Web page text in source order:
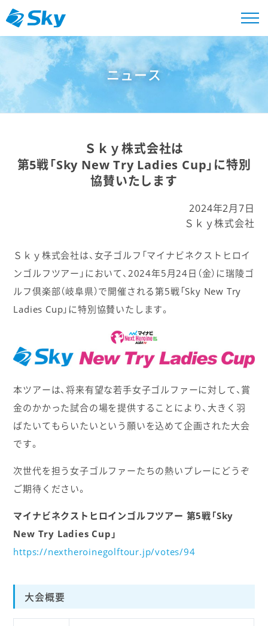
ニュース
Ｓｋｙ株式会社は
第5戦「Sky New Try Ladies Cup」に特別
協賛いたします
2024年2月7日
Ｓｋｙ株式会社
Ｓｋｙ株式会社は、女子ゴルフ「マイナビネクストヒロイ
ンゴルフツアー」において、2024年5月24日（金）に瑞陵ゴ
ルフ倶楽部（岐阜県）で開催される第5戦「Sky New Try
Ladies Cup」に特別協賛いたします。
本ツアーは、将来有望な若手女子ゴルファーに対して、賞
金のかかった試合の場を提供することにより、大きく羽
ばたいてもらいたいという願いを込めて企画された大会
です。
次世代を担う女子ゴルファーたちの熱いプレーにどうぞ
ご期待ください。
マイナビネクストヒロインゴルフツアー 第5戦「Sky
New Try Ladies Cup」
https://nextheroinegolftour.jp/votes/94
大会概要